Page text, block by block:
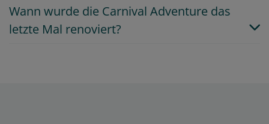
Wann wurde die Carnival Adventure das
letzte Mal renoviert?